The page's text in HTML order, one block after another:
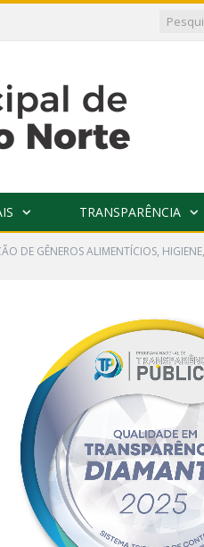
TRANSPARÊNCIA
DE GÊNEROS ALIMENTÍCIOS,